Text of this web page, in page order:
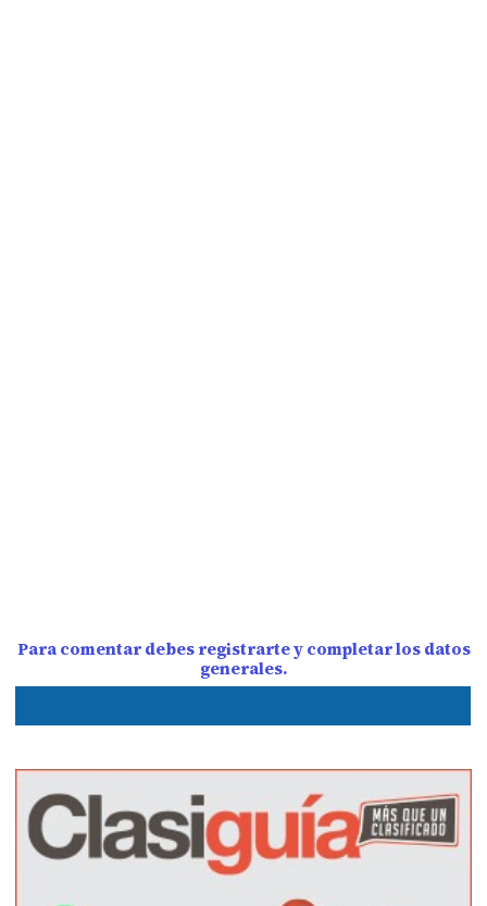
Para comentar debes registrarte y completar los datos
generales.